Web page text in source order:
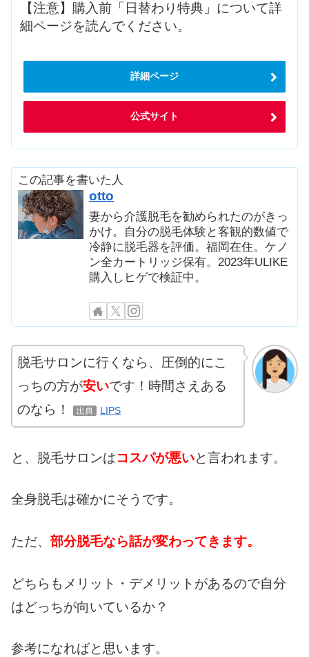
【注意】購入前「日替わり特典」について詳
細ページを読んでください。
詳細ページ
公式サイト
この記事を書いた人
otto
妻から介護脱毛を勧められたのがきっ
かけ。自分の脱毛体験と客観的数値で
冷静に脱毛器を評価。福岡在住。ケノ
ン全カートリッジ保有。2023年ULIKE
購入しヒゲで検証中。
脱毛サロンに行くなら、圧倒的にこ
っちの方が安いです！時間さえある
のなら！
出典 LIPS
と、脱毛サロンはコスパが悪いと言われます。
全身脱毛は確かにそうです。
ただ、 部分脱毛なら話が変わってきます。
どちらもメリット・デメリットがあるので自分
はどっちが向いているか？
参考になればと思います。